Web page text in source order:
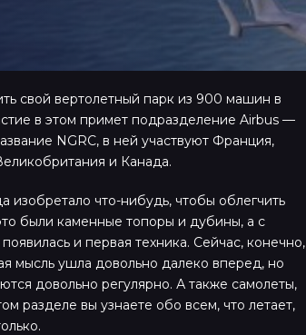
свой вертолетный парк из 900 машин в
в этом примет подразделение Airbus —
NGRC, в ней участвуют Франция,
и Канада.
изобретало что-нибудь, чтобы облегчить
были каменные топоры и дубины, а с
и первая техника. Сейчас, конечно,
мысль ушла довольно далеко вперед, но
довольно регулярно. А также самолеты,
разделе вы узнаете обо всем, что летает,